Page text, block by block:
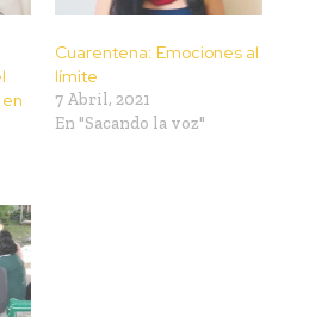
Cuarentena: Emociones al
límite
7 Abril, 2021
En "Sacando la voz"